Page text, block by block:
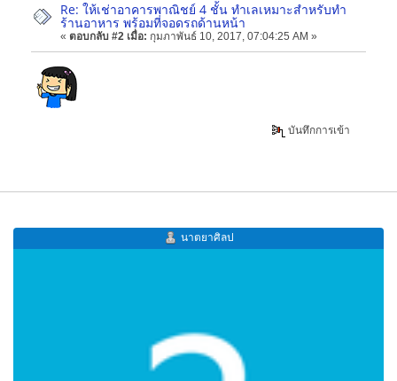
Re: ให้เช่าอาคารพาณิชย์ 4 ชั้น ทำเลเหมาะสำหรับทำ
ร้านอาหาร พร้อมที่จอดรถด้านหน้า
« ตอบกลับ #2 เมื่อ: กุมภาพันธ์ 10, 2017, 07:04:25 AM »
บันทึกการเข้า
นาตยาศิลป